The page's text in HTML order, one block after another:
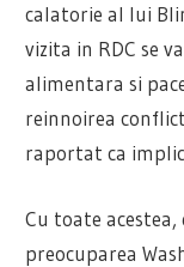
calatorie al lui
vizita in RDC se
alimentara si
reinnoirea
raportat ca
Cu toate
preocuparea